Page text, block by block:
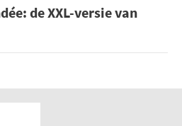
de XXL-versie van